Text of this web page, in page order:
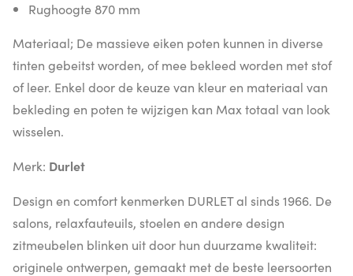
Rughoogte 870 mm
Materiaal; De massieve eiken poten kunnen in diverse
tinten gebeitst worden, of mee bekleed worden met stof
of leer. Enkel door de keuze van kleur en materiaal van
bekleding en poten te wijzigen kan Max totaal van look
wisselen.
Merk: Durlet
Design en comfort kenmerken DURLET al sinds 1966. De
salons, relaxfauteuils, stoelen en andere design
zitmeubelen blinken uit door hun duurzame kwaliteit:
originele ontwerpen, gemaakt met de beste leersoorten